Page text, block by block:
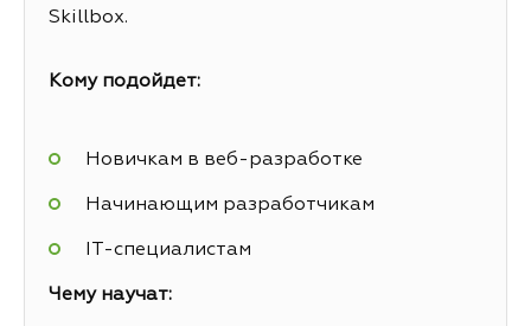
Skillbox.
Кому подойдет:
Новичкам в веб-разработке
Начинающим разработчикам
IT-специалистам
Чему научат: